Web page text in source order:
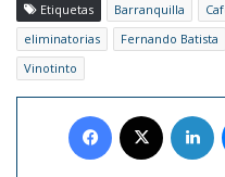
Etiquetas Barranquilla
eliminatorias
Fernando Batista
Vinotinto
Facebook